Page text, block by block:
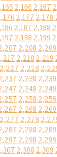
2,166 2,167
2,177 2,178
2,187 2,188
2,198 2,199
2,208 2,209
2,218 2,219
2,227 2,228
2,238 2,239
2,248 2,249
2,258 2,259
2,268 2,269
2,277 2,278
2,288 2,289
2,298 2,299
2,308 2,309